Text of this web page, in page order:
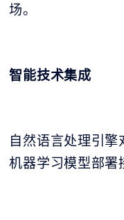
场。
智能技术集成
自然语言处理引擎
机器学习模型部署